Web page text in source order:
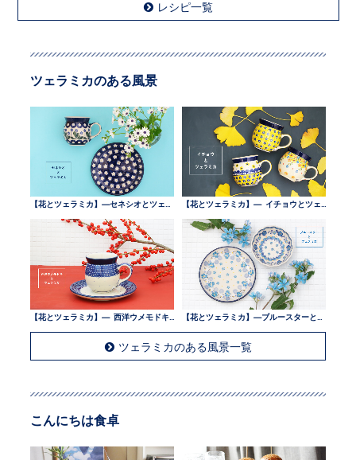
レシピ一覧
ツェラミカのある風景
ツェラミカのある風景一覧
こんにちは食卓